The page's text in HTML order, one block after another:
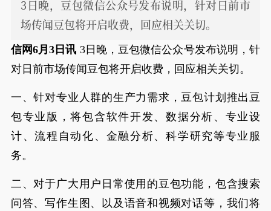
3日晚，豆包微信公众号发布说明，针对日前市
场传闻豆包将开启收费，回应相关关切。
信网6月3日讯 3日晚，豆包微信公众号发布说明，针
对日前市场传闻豆包将开启收费，回应相关关切。
一、针对专业人群的生产力需求，豆包计划推出豆
包专业版，将包含软件开发、数据分析、专业设
计、流程自动化、金融分析、科学研究等专业服
务。
二、对于广大用户日常使用的豆包功能，包含搜索
问答、写作生图、以及语音和视频对话等，我们将